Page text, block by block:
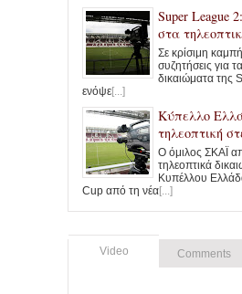
Super League
στα
Σε κρίσιμη
συζητήσεις για
δικαιώματα της
ενόψε[...]
Κύπελλο
τηλεοπτική
Ο όμιλος ΣΚΑΪ
τηλεοπτικά
Κυπέλλου
Cup από τη νέα[...]
Video Comments